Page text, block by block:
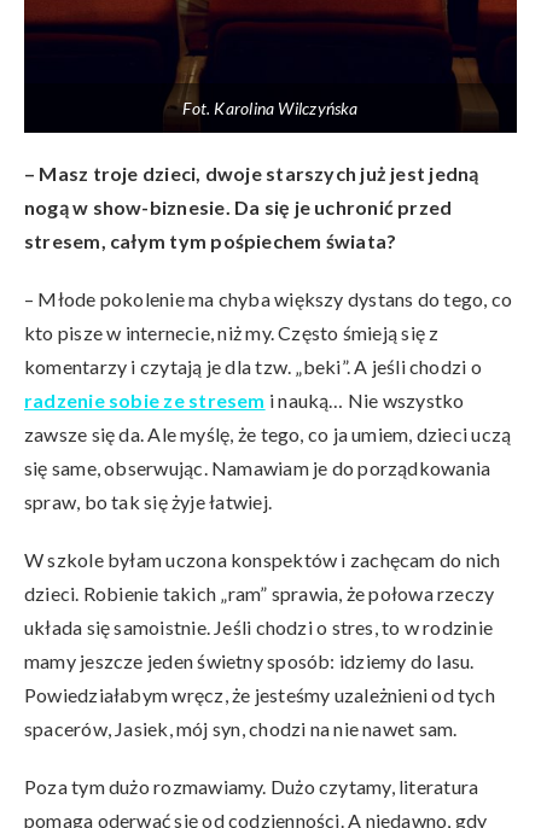
Fot. Karolina Wilczyńska
– Masz troje dzieci, dwoje starszych już jest jedną
nogą w show-biznesie. Da się je uchronić przed
stresem, całym tym pośpiechem świata?
– Młode pokolenie ma chyba większy dystans do tego, co
kto pisze w internecie, niż my. Często śmieją się z
komentarzy i czytają je dla tzw. „beki”. A jeśli chodzi o
radzenie sobie ze stresem i nauką… Nie wszystko
zawsze się da. Ale myślę, że tego, co ja umiem, dzieci uczą
się same, obserwując. Namawiam je do porządkowania
spraw, bo tak się żyje łatwiej.
W szkole byłam uczona konspektów i zachęcam do nich
dzieci. Robienie takich „ram” sprawia, że połowa rzeczy
układa się samoistnie. Jeśli chodzi o stres, to w rodzinie
mamy jeszcze jeden świetny sposób: idziemy do lasu.
Powiedziałabym wręcz, że jesteśmy uzależnieni od tych
spacerów, Jasiek, mój syn, chodzi na nie nawet sam.
Poza tym dużo rozmawiamy. Dużo czytamy, literatura
pomaga oderwać się od codzienności. A niedawno, gdy